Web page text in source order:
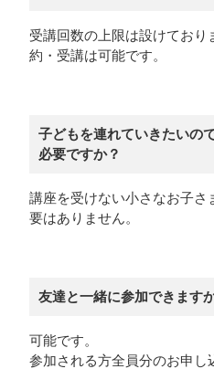
受講回数の上限は設けており
約・受講は可能です。
子どもを連れていきたいの
必要ですか？
講座を受けない小さなお子さ
要はありません。
友達と一緒に参加できます
可能です。
参加される方全員分のお申し